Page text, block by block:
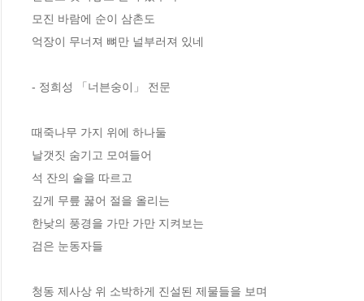
모진 바람에 순이 삼촌도
억장이 무너져 뼈만 널부러져 있네
- 정희성 「너븐숭이」 전문
때죽나무 가지 위에 하나둘
날갯짓 숨기고 모여들어
석 잔의 술을 따르고
깊게 무릎 꿇어 절을 올리는
한낮의 풍경을 가만 가만 지켜보는
검은 눈동자들
청동 제사상 위 소박하게 진설된 제물들을 보며